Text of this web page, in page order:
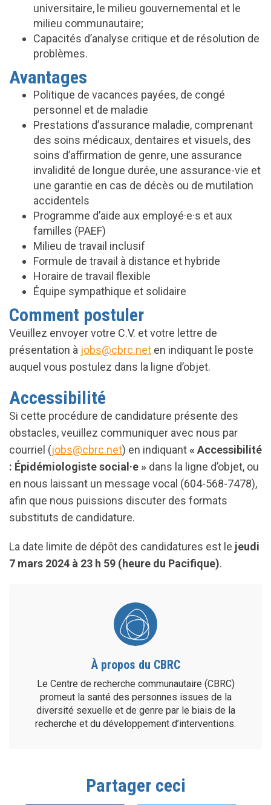
universitaire, le milieu gouvernemental et le
milieu communautaire;
Capacités d’analyse critique et de résolution de
problèmes.
Avantages
Politique de vacances payées, de congé
personnel et de maladie
Prestations d’assurance maladie, comprenant
des soins médicaux, dentaires et visuels, des
soins d’affirmation de genre, une assurance
invalidité de longue durée, une assurance-vie et
une garantie en cas de décès ou de mutilation
accidentels
Programme d’aide aux employé·e·s et aux
familles (PAEF)
Milieu de travail inclusif
Formule de travail à distance et hybride
Horaire de travail flexible
Équipe sympathique et solidaire
Comment postuler
Veuillez envoyer votre C.V. et votre lettre de
présentation à jobs@cbrc.net en indiquant le poste
auquel vous postulez dans la ligne d’objet.
Accessibilité
Si cette procédure de candidature présente des
obstacles, veuillez communiquer avec nous par
courriel (jobs@cbrc.net) en indiquant« Accessibilité
: Épidémiologiste social·e » dans la ligne d’objet, ou
en nous laissant un message vocal (604-568-7478),
afin que nous puissions discuter des formats
substituts de candidature.
La date limite de dépôt des candidatures est le jeudi
7 mars 2024 à 23 h 59 (heure du Pacifique).
À propos du CBRC
Le Centre de recherche communautaire (CBRC)
promeut la santé des personnes issues de la
diversité sexuelle et de genre par le biais de la
recherche et du développement d’interventions.
Partager ceci